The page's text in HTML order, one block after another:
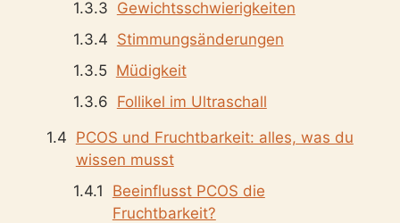
Gewichtsschwierigkeiten
Stimmungsänderungen
Müdigkeit
Follikel im Ultraschall
PCOS und Fruchtbarkeit: alles, was du
wissen musst
Beeinflusst PCOS die
Fruchtbarkeit?